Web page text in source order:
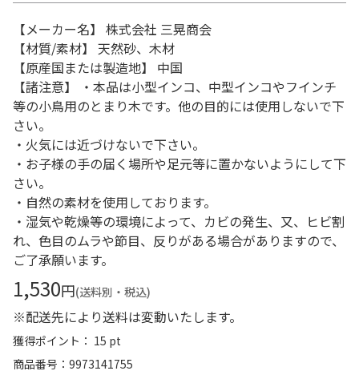
【メーカー名】 株式会社 三晃商会
【材質/素材】 天然砂、木材
【原産国または製造地】 中国
【諸注意】 ・本品は小型インコ、中型インコやフインチ
等の小鳥用のとまり木です。他の目的には使用しないで下
さい。
・火気には近づけないで下さい。
・お子様の手の届く場所や足元等に置かないようにして下
さい。
・自然の素材を使用しております。
・湿気や乾燥等の環境によって、カビの発生、又、ヒビ割
れ、色目のムラや節目、反りがある場合がありますので、
ご了承願います。
1,530円(送料別・税込)
※配送先により送料は変動いたします。
獲得ポイント： 15 pt
商品番号
9973141755